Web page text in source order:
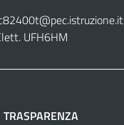
UFH6HM
TRASPARENZA